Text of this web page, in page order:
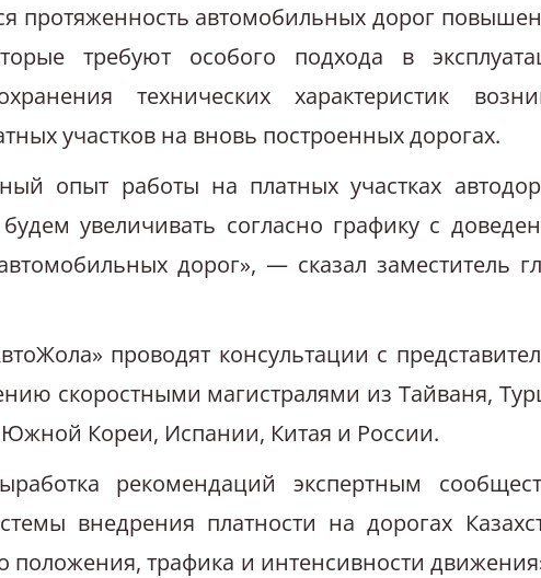
протяженность автомобильных дорог
требуют особого подхода в
технических характеристик
участков на вновь построенных дорогах.
опыт работы на платных участках
увеличивать согласно графику с
дорог», — сказал заместитель
проводят консультации с
скоростными магистралями из Тайваня,
Кореи, Испании, Китая и России.
рекомендаций экспертным
внедрения платности на дорогах
положения, трафика и интенсивности